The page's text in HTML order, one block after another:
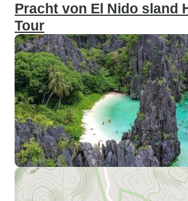
Pracht von El Nido sland
Tour